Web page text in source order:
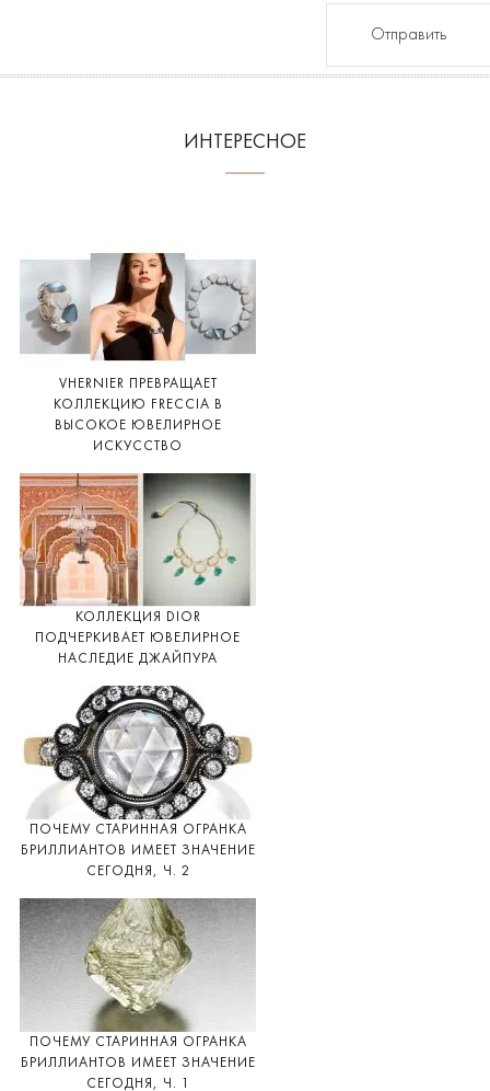
Отправить
ИНТЕРЕСНОЕ
VHERNIER ПРЕВРАЩАЕТ
КОЛЛЕКЦИЮ FRECCIA В
ВЫСОКОЕ ЮВЕЛИРНОЕ
ИСКУССТВО
КОЛЛЕКЦИЯ DIOR
ПОДЧЕРКИВАЕТ ЮВЕЛИРНОЕ
НАСЛЕДИЕ ДЖАЙПУРА
ПОЧЕМУ СТАРИННАЯ ОГРАНКА
БРИЛЛИАНТОВ ИМЕЕТ ЗНАЧЕНИЕ
СЕГОДНЯ, Ч. 2
ПОЧЕМУ СТАРИННАЯ ОГРАНКА
БРИЛЛИАНТОВ ИМЕЕТ ЗНАЧЕНИЕ
СЕГОДНЯ, Ч. 1